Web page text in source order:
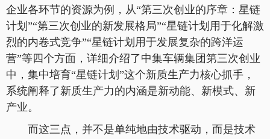
企业各环节的资源为例，从“第三次创业的序章：星链
计划”“第三次创业的新发展格局”“星链计划用于化解激
烈的内卷式竞争”“星链计划用于发展复杂的跨洋运
营”等四个方面，详细介绍了中集车辆集团第三次创业
中，集中培育“星链计划”这个新质生产力核心抓手，
系统阐释了新质生产力的内涵是新动能、新模式、新
产业。
而这三点，并不是单纯地由技术驱动，而是技术